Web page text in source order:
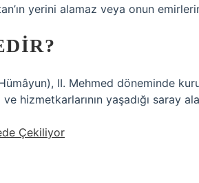
yerini alamaz veya onun
hizmetkarlarının yaşadığı saray
Çekiliyor